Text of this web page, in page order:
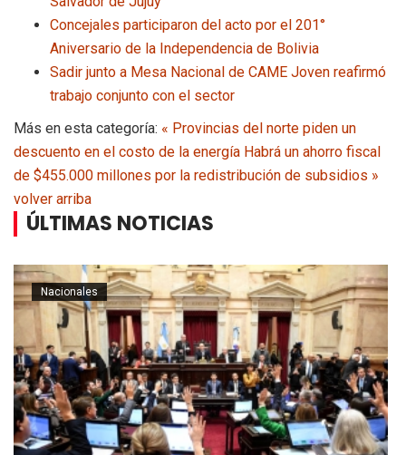
Concejales participaron del acto por el 201°
Aniversario de la Independencia de Bolivia
Sadir junto a Mesa Nacional de CAME Joven reafirmó
trabajo conjunto con el sector
Más en esta categoría: « Provincias del norte piden un
descuento en el costo de la energía Habrá un ahorro fiscal
de $455.000 millones por la redistribución de subsidios »
volver arriba
ÚLTIMAS NOTICIAS
Nacionales